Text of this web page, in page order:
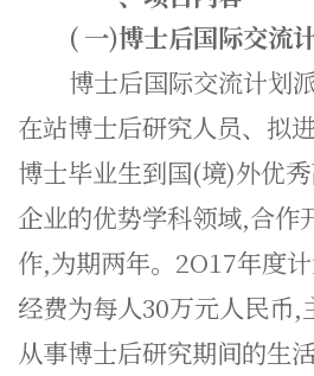
(一)博士后国际交流
博士后国际交流计划
在站博士后研究人员、拟
博士毕业生到国(境)外优秀
企业的优势学科领域,合作
作,为期两年。2O17年度
经费为每人30万元人民币,
从事博士后研究期间的生